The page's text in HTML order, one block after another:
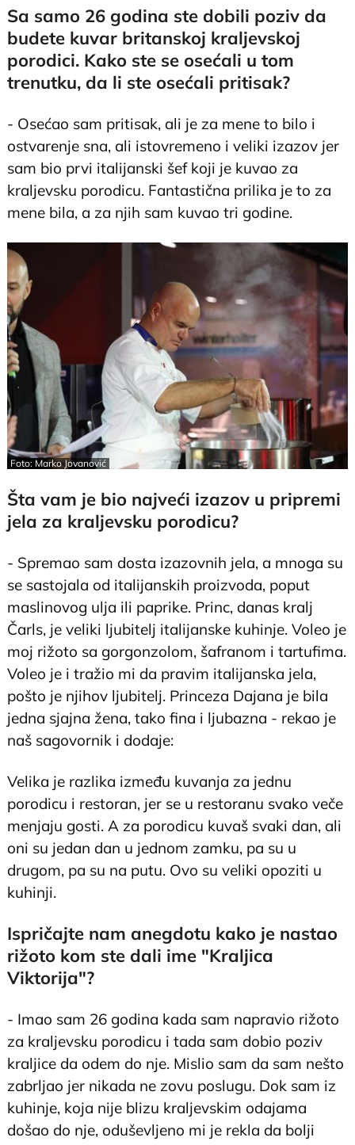
Sa samo 26 godina ste dobili poziv da
budete kuvar britanskoj kraljevskoj
porodici. Kako ste se osećali u tom
trenutku, da li ste osećali pritisak?
- Osećao sam pritisak, ali je za mene to bilo i
ostvarenje sna, ali istovremeno i veliki izazov jer
sam bio prvi italijanski šef koji je kuvao za
kraljevsku porodicu. Fantastična prilika je to za
mene bila, a za njih sam kuvao tri godine.
Foto: Marko Jovanović
Šta vam je bio najveći izazov u pripremi
jela za kraljevsku porodicu?
- Spremao sam dosta izazovnih jela, a mnoga su
se sastojala od italijanskih proizvoda, poput
maslinovog ulja ili paprike. Princ, danas kralj
Čarls, je veliki ljubitelj italijanske kuhinje. Voleo je
moj rižoto sa gorgonzolom, šafranom i tartufima.
Voleo je i tražio mi da pravim italijanska jela,
pošto je njihov ljubitelj. Princeza Dajana je bila
jedna sjajna žena, tako fina i ljubazna - rekao je
naš sagovornik i dodaje:
Velika je razlika između kuvanja za jednu
porodicu i restoran, jer se u restoranu svako veče
menjaju gosti. A za porodicu kuvaš svaki dan, ali
oni su jedan dan u jednom zamku, pa su u
drugom, pa su na putu. Ovo su veliki opoziti u
kuhinji.
Ispričajte nam anegdotu kako je nastao
rižoto kom ste dali ime "Kraljica
Viktorija"?
- Imao sam 26 godina kada sam napravio rižoto
za kraljevsku porodicu i tada sam dobio poziv
kraljice da odem do nje. Mislio sam da sam nešto
zabrljao jer nikada ne zovu poslugu. Dok sam iz
kuhinje, koja nije blizu kraljevskim odajama
došao do nje, oduševljeno mi je rekla da bolji